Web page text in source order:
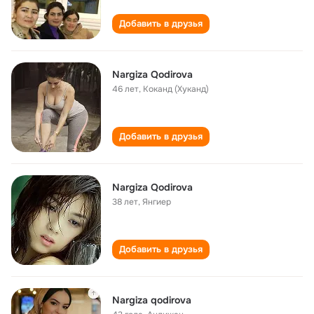
Добавить в друзья
Nargiza Qodirova
46 лет, Коканд (Хуканд)
Добавить в друзья
Nargiza Qodirova
38 лет,Янгиер
Добавить в друзья
Nargiza qodirova